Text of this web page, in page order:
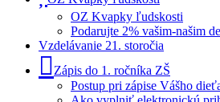
OZ Kvapky ľudskosti
Podarujte 2% vašim-našim
Vzdelávanie 21. storočia
Zápis do 1. ročníka ZŠ
Postup pri zápise Vášho